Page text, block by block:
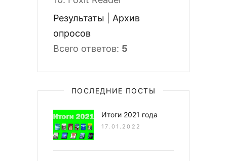
Результаты
Архив
опросов
Всего ответов: 5
ПОСЛЕДНИЕ ПОСТЫ
Итоги 2021 года
17.01.2022